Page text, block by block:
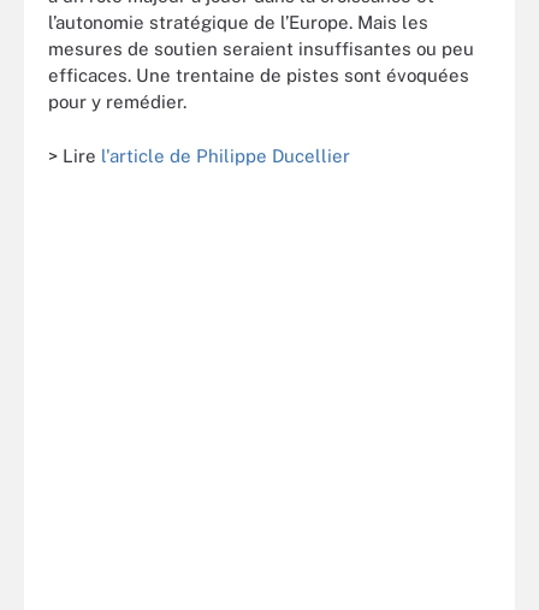
l’autonomie stratégique de l’Europe. Mais les
mesures de soutien seraient insuffisantes ou peu
efficaces. Une trentaine de pistes sont évoquées
pour y remédier.
> Lire l'article de Philippe Ducellier